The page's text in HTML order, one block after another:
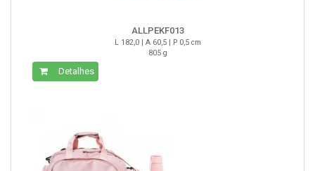
ALLPEKF013
L 182,0 | A 60,5 | P 0,5 cm
805 g
Detalhes